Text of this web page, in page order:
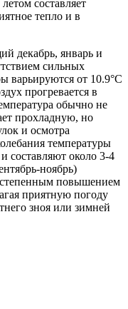
составляет
тепло и в
декабрь, январь и
сильных
варьируются от 10.9°C
прогревается в
обычно не
прохладную, но
и осмотра
температуры
составляют около 3-4
ноябрь)
повышением
приятную погоду
зноя или зимней